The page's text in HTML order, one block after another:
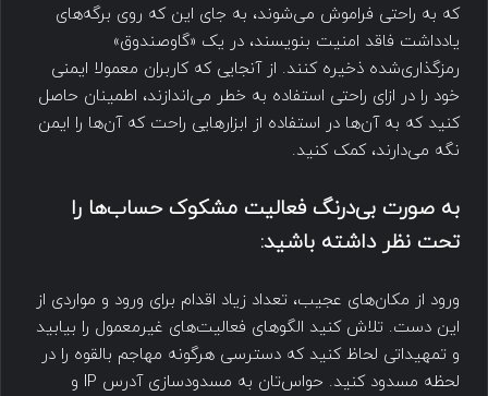
که به راحتی فراموش می‌شوند، به جای این که روی برگه‌های
یادداشت فاقد امنیت بنویسند، در یک «گاوصندوق»
رمزگذاری‌شده ذخیره کنند. از آنجایی که کاربران معمولا ایمنی
خود را در ازای راحتی استفاده به خطر می‌اندازند، اطمینان حاصل
کنید که به آن‌ها در استفاده از ابزارهایی راحت که آن‌ها را ایمن
نگه می‌دارند، کمک کنید.
به صورت بی‌درنگ فعالیت مشکوک حساب‌ها را
تحت نظر داشته باشید:
ورود از مکان‌های عجیب، تعداد زیاد اقدام برای ورود و مواردی از
این دست. تلاش کنید الگوهای فعالیت‌های غیرمعمول را بیابید
و تمهیداتی لحاظ کنید که دسترسی هرگونه مهاجم بالقوه را در
لحظه مسدود کنید. حواس‌تان به مسدودسازی آدرس IP و